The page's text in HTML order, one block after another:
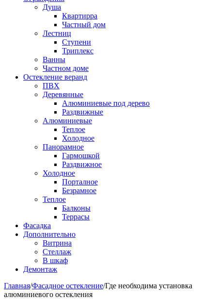
Душа
Квартирра
Частный дом
Лестниц
Ступени
Триплекс
Ванны
Частном доме
Остекление веранд
ПВХ
Деревянные
Алюминиевые под дерево
Раздвижные
Алюминиевые
Теплое
Холодное
Панорамное
Гармошкой
Раздвижное
Холодное
Порталное
Безрамное
Теплое
Балконы
Террасы
Фасадка
Дополнительно
Витрина
Стеллаж
В шкаф
Демонтаж
Главная/Фасадное остекление/Где необходима установка
алюминиевого остекления